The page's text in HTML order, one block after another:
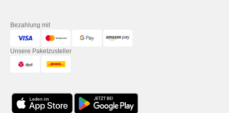
Bezahlung mit
Unsere Paketzusteller